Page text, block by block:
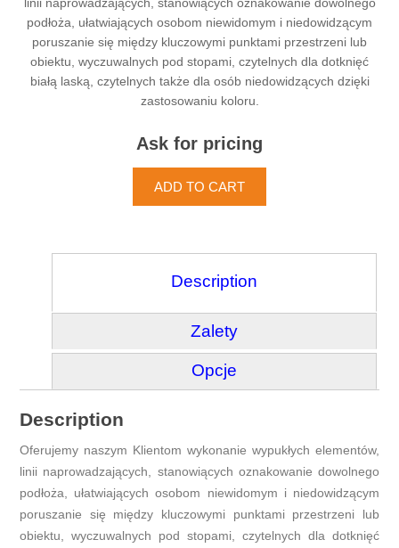
podłoża, ułatwiających osobom niewidomym i niedowidzącym
poruszanie się między kluczowymi punktami przestrzeni lub
obiektu, wyczuwalnych pod stopami, czytelnych dla dotknięć
białą laską, czytelnych także dla osób niedowidzących dzięki
zastosowaniu koloru.
Ask for pricing
Description
Zalety
Opcje
Description
Oferujemy naszym Klientom wykonanie wypukłych elementów,
linii naprowadzających, stanowiących oznakowanie dowolnego
podłoża, ułatwiających osobom niewidomym i niedowidzącym
poruszanie się między kluczowymi punktami przestrzeni lub
obiektu, wyczuwalnych pod stopami, czytelnych dla dotknięć